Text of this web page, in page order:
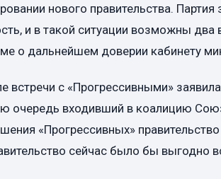
нового правительства. Партия
и в такой ситуации возможны два
о дальнейшем доверии кабинету
встречи с «Прогрессивными»
очередь входивший в коалицию
«Прогрессивных»
сейчас было бы выгодно